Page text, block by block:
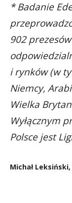
* Badanie
902
i rynków (w
Niemcy,
Wielka
Wyłącznym
Polsce jest
Michał